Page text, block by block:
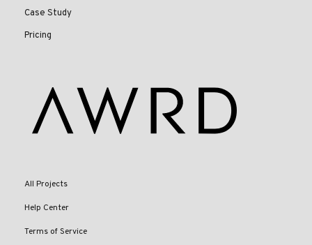
Case Study
Pricing
All Projects
Help Center
Terms of Service